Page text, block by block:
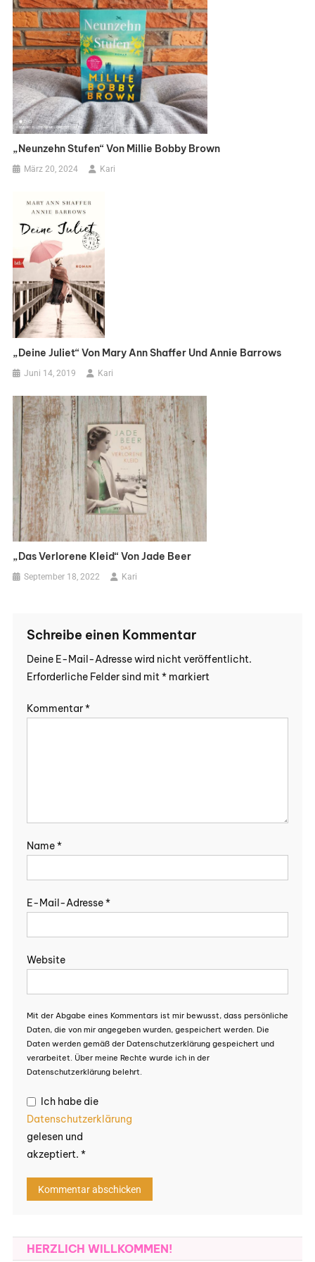
„Neunzehn Stufen“ Von Millie Bobby Brown
März 20, 2024 Kari
„Deine Juliet“ Von Mary Ann Shaffer Und Annie Barrows
Juni 14, 2019 Kari
„Das Verlorene Kleid“ Von Jade Beer
September 18, 2022 Kari
Schreibe einen Kommentar
Deine E-Mail-Adresse wird nicht veröffentlicht.
Erforderliche Felder sind mit*markiert
Kommentar*
Name*
E-Mail-Adresse*
Website
Mit der Abgabe eines Kommentars ist mir bewusst, dass persönliche
Daten, die von mir angegeben wurden, gespeichert werden. Die
Daten werden gemäß der Datenschutzerklärung gespeichert und
verarbeitet. Über meine Rechte wurde ich in der
Datenschutzerklärung belehrt.
Ich habe die
Datenschutzerklärung
gelesen und
akzeptiert. *
HERZLICH WILLKOMMEN!